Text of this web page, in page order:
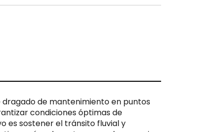
de mantenimiento en puntos
condiciones óptimas de
es sostener el tránsito fluvial y